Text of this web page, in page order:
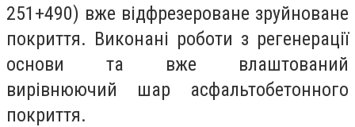
251+490) вже відфрезероване зруйноване
покриття. Виконані роботи з регенерації
основи та вже влаштований
вирівнюючий шар асфальтобетонного
покриття.